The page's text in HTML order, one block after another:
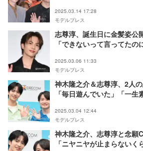
2025.03.14 17:28
モデルプレス
志尊淳、誕生日に金髪姿公
「できないって言ってたの
2025.03.06 11:33
モデルプレス
神木隆之介＆志尊淳、2人
「毎日遊んでいた」「一
2025.03.04 12:44
モデルプレス
神木隆之介、志尊淳と念願
「ニヤニヤが止まらないく